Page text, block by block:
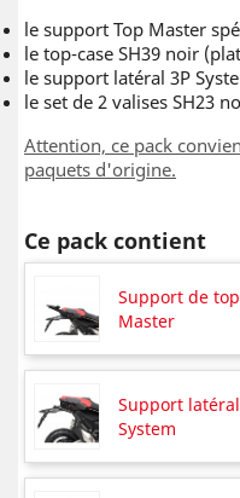
le support Top Master
le top-case SH39 noir
le support latéral 3P
le set de 2 valises SH23
Attention, ce pack
paquets d'origine.
Ce pack contient
Support de
Master
Support
System